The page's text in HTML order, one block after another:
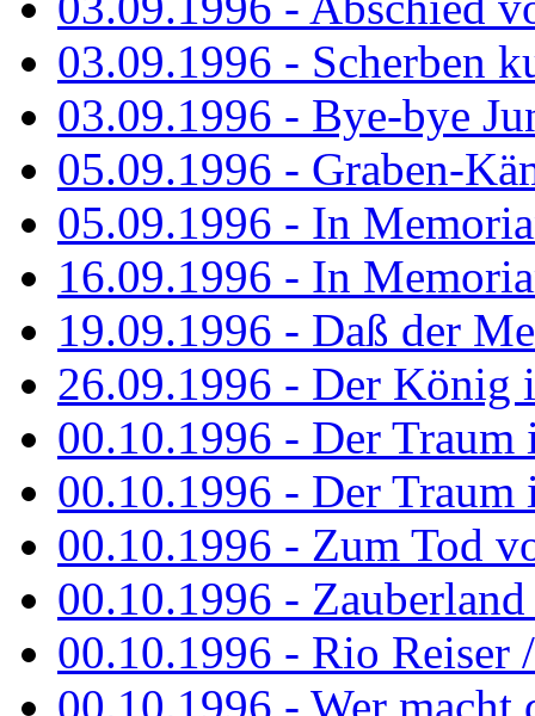
03.09.1996 - Scherben
03.09.1996 - Bye-bye
05.09.1996 - Graben-
05.09.1996 - In
16.09.1996 - In
19.09.1996 - Daß der
26.09.1996 - Der König
00.10.1996 - Der Traum
00.10.1996 - Der Traum
00.10.1996 - Zum Tod
00.10.1996 -
00.10.1996 - Rio Reiser
00.10.1996 - Wer macht